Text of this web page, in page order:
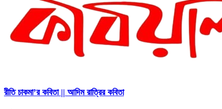
রীতি চাকমা’র কবিতা || আদিম রাত্রির কবিতা